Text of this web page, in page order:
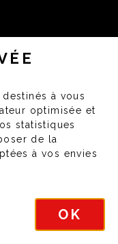
à vous
optimisée et
statistiques
de la
à vos envies
OK